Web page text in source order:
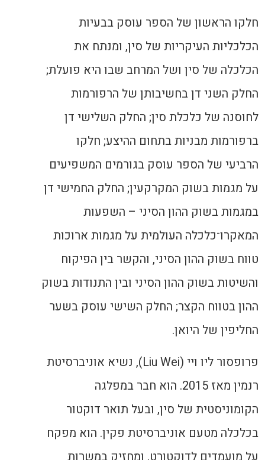
חלקו הראשון של הספר עוסק בבעיות
הכלכליות העיקריות של סין, ומנתח את
הכלכלה של סין ושל המרחב שבו היא פועלת;
החלק השני דן בחשיבותן של הרפורמות
לחוסנה של כלכלת סין; החלק השלישי דן
ברפורמות מבניות בתחום ההיצע; חלקו
הרביעי של הספר עוסק בגורמים המשפיעים
על מגמות בשוק המקרקעין; החלק החמישי דן
במגמות בשוק ההון הסיני – השפעות
המאקרו־כלכלה העולמית על מגמות ארוכות
טווח בשוק ההון הסיני, והקשר בין הפיקוח
והשיטות בשוק ההון הסיני ובין התנודות בשוק
ההון בטווח הקצר; החלק השישי עוסק בשער
החליפין של היואן.
פרופסור ליו ויי (Liu Wei), נשיא אוניברסיטת
רנמין מאז 2015. הוא חבר במפלגה
הקומוניסטית של סין, ובעל תואר דוקטור
בכלכלה מטעם אוניברסיטת פקין. הוא מפקח